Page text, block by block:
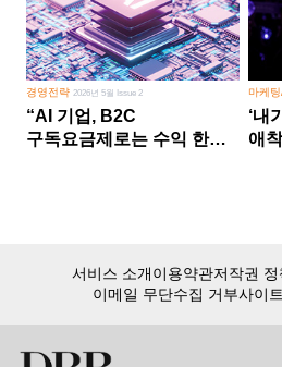
경영전략 2026년 5월 Issue 2
“AI 기업, B2C
구독요금제로는 수익 한계
마케
‘내
애
서비스 소개이용약관저작권 정
이메일 무단수집 거부사이